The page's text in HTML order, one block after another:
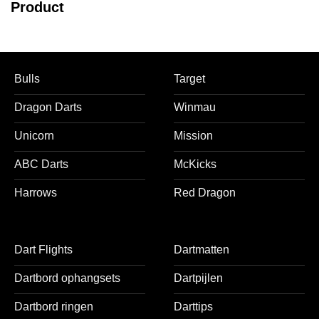
Product
Bulls
Dragon Darts
Unicorn
ABC Darts
Harrows
Target
Winmau
Mission
McKicks
Red Dragon
Dart Flights
Dartbord ophangsets
Dartbord ringen
Dartmatten
Dartpijlen
Darttips